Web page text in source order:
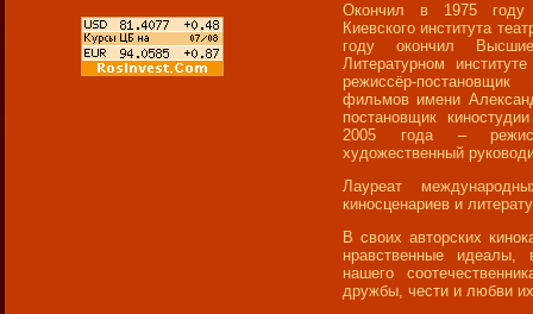
Окончил в 1975 году
Киевского института
году окончил
Литературном
режиссёр-
фильмов имени
постановщик
2005 года –
художественный
Лауреат
киносценариев и
В своих авторских
нравственные идеалы,
нашего
дружбы, чести и любви